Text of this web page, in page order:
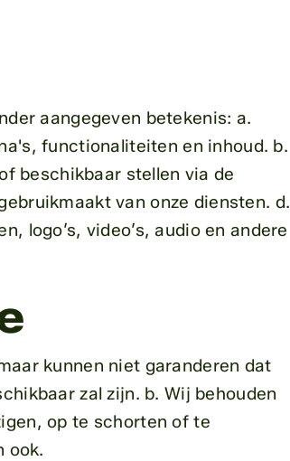
aangegeven betekenis: a.
functionaliteiten en inhoud. b.
beschikbaar stellen via de
van onze diensten. d.
logo’s, video’s, audio en andere
kunnen niet garanderen dat
zal zijn. b. Wij behouden
op te schorten of te
ook.